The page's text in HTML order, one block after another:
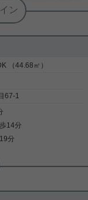
（44.68㎡）
67-1
14分
分
ルコニーが魅力